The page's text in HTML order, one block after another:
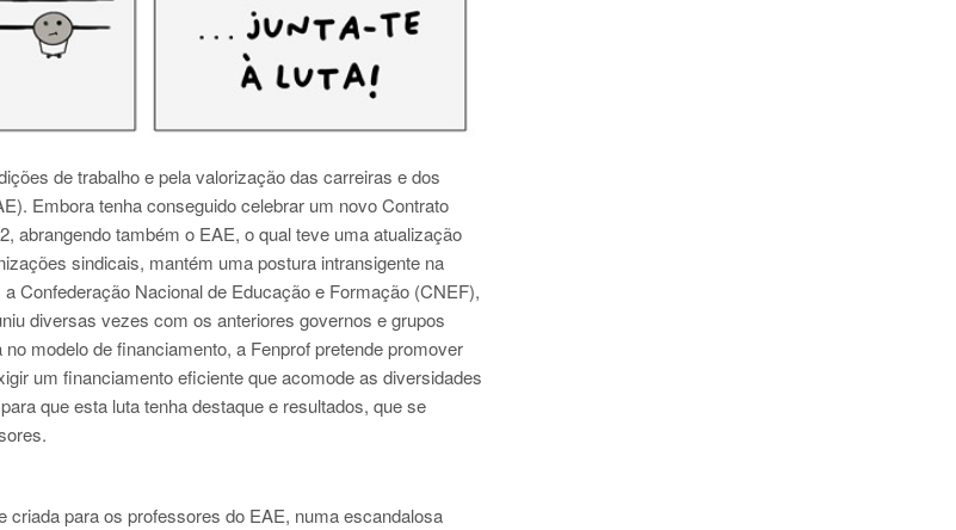
de trabalho e pela valorização das carreiras e dos
Embora tenha conseguido celebrar um novo Contrato
abrangendo também o EAE, o qual teve uma atualização
sindicais, mantém uma postura intransigente na
Confederação Nacional de Educação e Formação (CNEF),
diversas vezes com os anteriores governos e grupos
modelo de financiamento, a Fenprof pretende promover
um financiamento eficiente que acomode as diversidades
que esta luta tenha destaque e resultados, que se
para os professores do EAE, numa escandalosa